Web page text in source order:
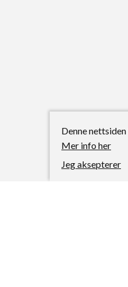
Denne
Mer info her
Jeg aksepterer